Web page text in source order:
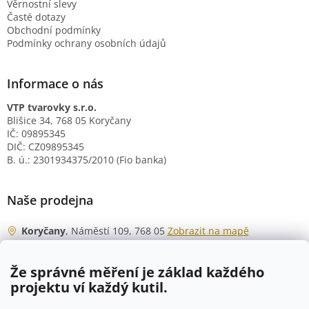
Že správné měření je základ každého
projektu ví každý kutil.
Věrnostní slevy
Časté dotazy
Obchodní podmínky
Podmínky ochrany osobních údajů
Informace o nás
VTP tvarovky s.r.o.
Blišice 34, 768 05 Koryčany
IČ: 09895345
DIČ: CZ09895345
B. ú.: 2301934375/2010 (Fio banka)
Naše prodejna
Koryčany, Náměstí 109, 768 05 Zobrazit na mapě
Po - Čt
06:00 - 07:00
07:30 - 15:30